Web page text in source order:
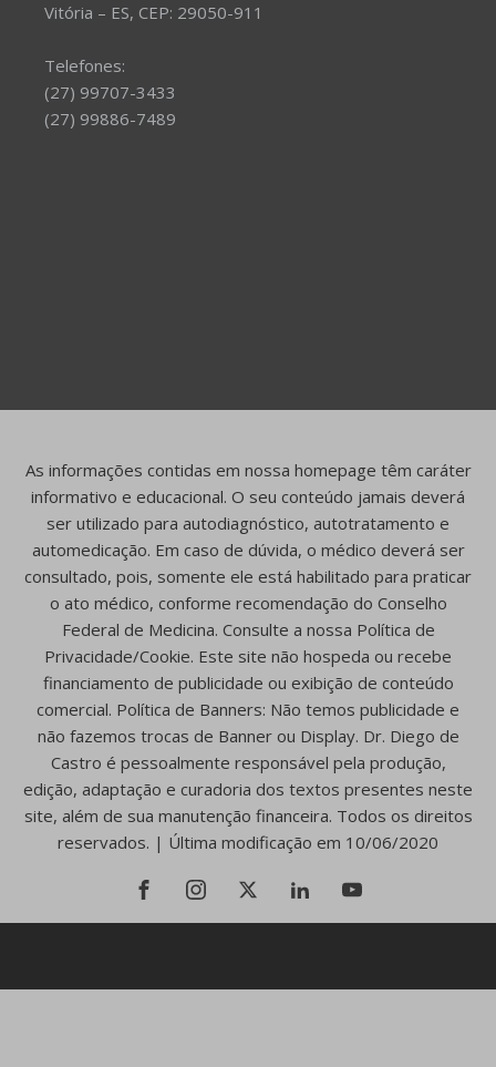
Vitória – ES, CEP: 29050-911
Telefones:
(27) 99707-3433
(27) 99886-7489
As informações contidas em nossa homepage têm caráter
informativo e educacional. O seu conteúdo jamais deverá
ser utilizado para autodiagnóstico, autotratamento e
automedicação. Em caso de dúvida, o médico deverá ser
consultado, pois, somente ele está habilitado para praticar
o ato médico, conforme recomendação do Conselho
Federal de Medicina. Consulte a nossa Política de
Privacidade/Cookie. Este site não hospeda ou recebe
financiamento de publicidade ou exibição de conteúdo
comercial. Política de Banners: Não temos publicidade e
não fazemos trocas de Banner ou Display. Dr. Diego de
Castro é pessoalmente responsável pela produção,
edição, adaptação e curadoria dos textos presentes neste
site, além de sua manutenção financeira. Todos os direitos
reservados. | Última modificação em 10/06/2020